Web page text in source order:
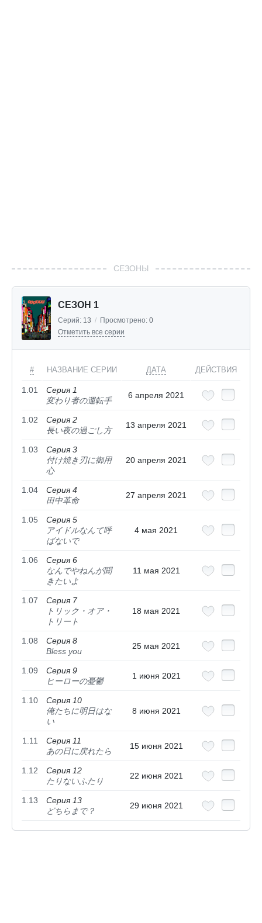
СЕЗОНЫ
СЕЗОН 1
Серий: 13 / Просмотрено: 0
Отметить все серии
# НАЗВАНИЕ СЕРИИ ДАТА ДЕЙСТВИЯ
1.01
Серия 1
変わり者の運転手
6 апреля 2021
1.02
Серия 2
長い夜の過ごし方
13 апреля 2021
1.03
Серия 3
付け焼き刃に御用
心
20 апреля 2021
1.04
Серия 4
田中革命
27 апреля 2021
1.05
Серия 5
アイドルなんて呼
ばないで
4 мая 2021
1.06
Серия 6
なんでやねんが聞
きたいよ
11 мая 2021
1.07
Серия 7
トリック・オア・
トリート
18 мая 2021
1.08
Серия 8
Bless you
25 мая 2021
1.09
Серия 9
ヒーローの憂鬱
1 июня 2021
1.10
Серия 10
俺たちに明日はな
い
8 июня 2021
1.11
Серия 11
あの日に戻れたら
15 июня 2021
1.12
Серия 12
たりないふたり
22 июня 2021
1.13
Серия 13
どちらまで？
29 июня 2021